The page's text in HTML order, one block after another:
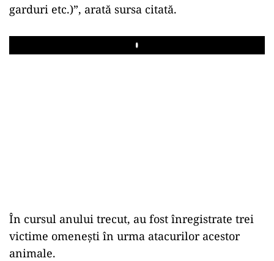
garduri etc.)”, arată sursa citată.
Play
În cursul anului trecut, au fost înregistrate trei
victime omenești în urma atacurilor acestor
animale.